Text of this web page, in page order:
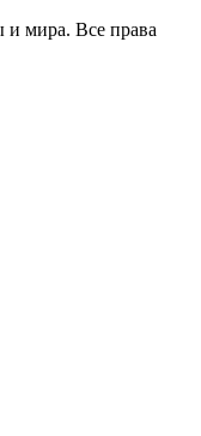
и мира. Все права